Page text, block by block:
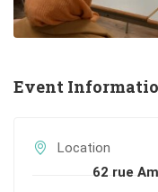
Event
Location
62 rue